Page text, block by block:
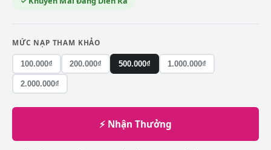
MỨC NẠP THAM KHẢO
100.000₫ 200.000₫ 500.000₫ 1.000.000₫
2.000.000₫
⚡ Nhận Thưởng